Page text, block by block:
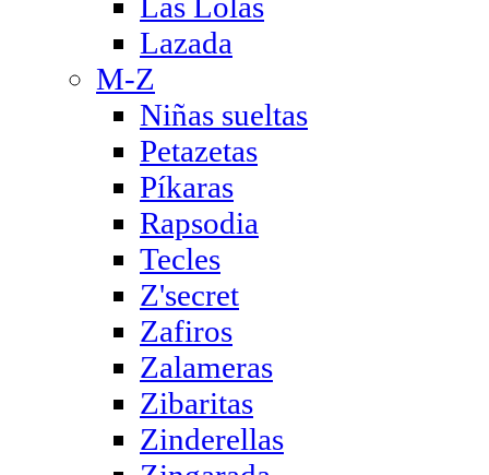
Lazada
M-Z
Niñas sueltas
Petazetas
Píkaras
Rapsodia
Tecles
Z'secret
Zafiros
Zalameras
Zibaritas
Zinderellas